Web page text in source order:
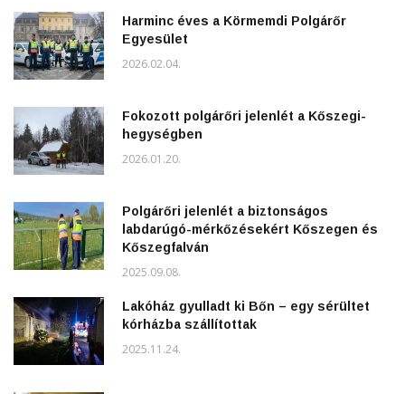
Harminc éves a Körmemdi Polgárőr
Egyesület
2026.02.04.
Fokozott polgárőri jelenlét a Kőszegi-
hegységben
2026.01.20.
Polgárőri jelenlét a biztonságos
labdarúgó-mérkőzésekért Kőszegen és
Kőszegfalván
2025.09.08.
Lakóház gyulladt ki Bőn – egy sérültet
kórházba szállítottak
2025.11.24.